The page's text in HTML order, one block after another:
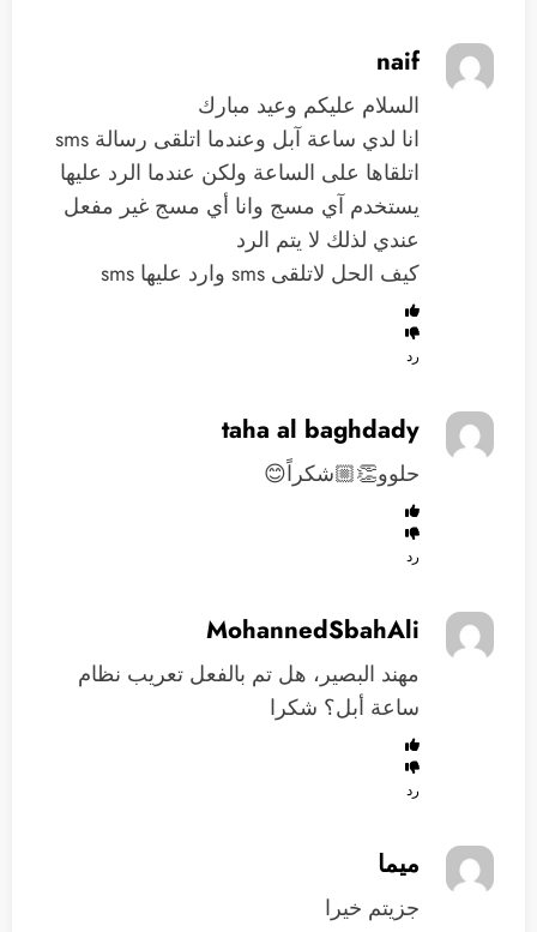
naif
السلام عليكم وعيد مبارك
انا لدي ساعة آبل وعندما اتلقى رسالة sms
اتلقاها على الساعة ولكن عندما الرد عليها
يستخدم آي مسج وانا أي مسج غير مفعل
عندي لذلك لا يتم الرد
كيف الحل لاتلقى sms وارد عليها sms
رد
taha al baghdady
حلوو👏🏼شكراً😊
رد
MohannedSbahAli
مهند البصير، هل تم بالفعل تعريب نظام
ساعة أبل؟ شكرا
رد
ميما
جزيتم خيرا